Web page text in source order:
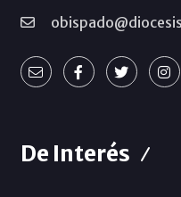
De Interés